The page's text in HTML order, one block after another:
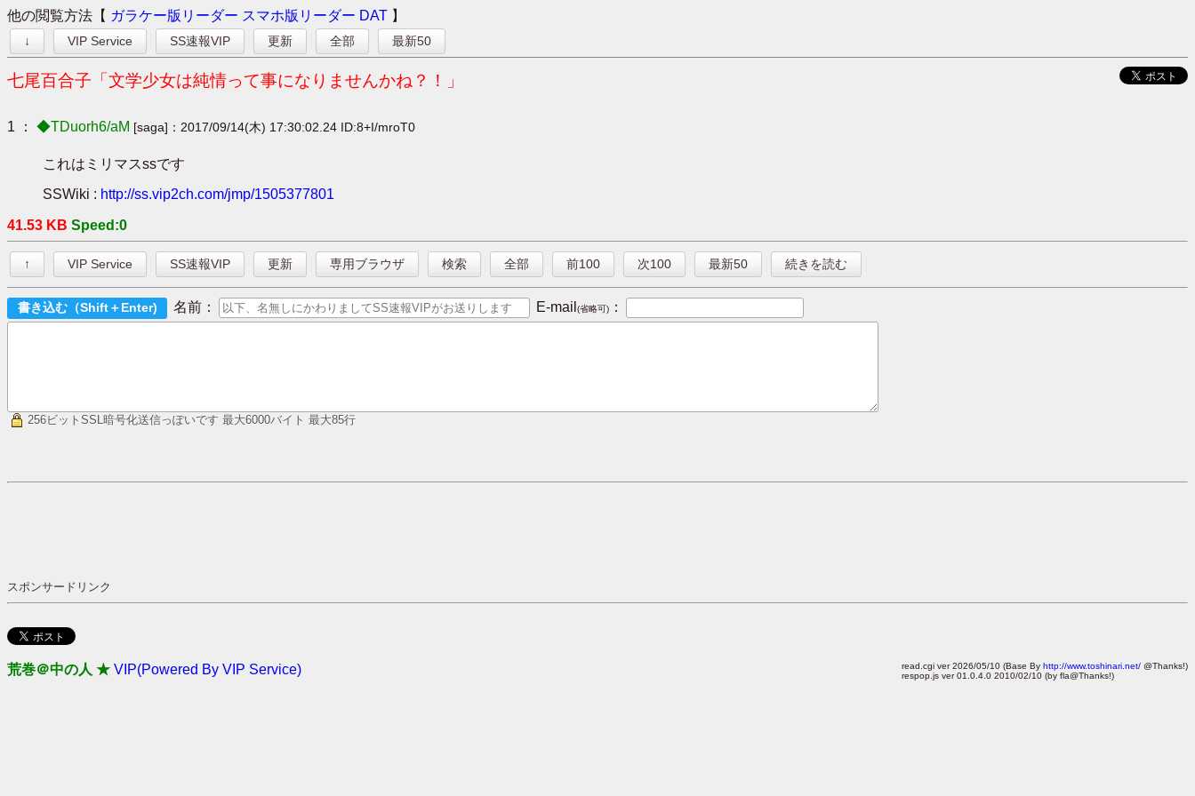
他の閲覧方法【 ガラケー版リーダー スマホ版リーダー DAT 】
↓ VIP Service SS速報VIP 更新 全部 最新50
七尾百合子「文学少女は純情って事になりませんかね？！」
1 ： ◆TDuorh6/aM [saga]：2017/09/14(木) 17:30:02.24 ID:8+I/mroT0
これはミリマスssです
SSWiki : http://ss.vip2ch.com/jmp/1505377801
41.53 KB Speed:0
↑ VIP Service SS速報VIP 更新 専用ブラウザ 検索 全部 前100 次100 最新50 続きを読む
名前： E-mail (省略可) ：
256ビットSSL暗号化送信っぽいです 最大6000バイト 最大85行
スポンサードリンク
荒巻＠中の人 ★ VIP(Powered By VIP Service) read.cgi ver 2026/05/10 (Base By http://www.toshinari.net/ @Thanks!)
respop.js ver 01.0.4.0 2010/02/10 (by fla@Thanks!)